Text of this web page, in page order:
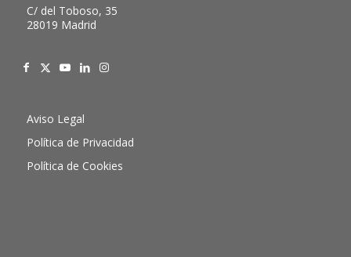
C/ del Toboso, 35
28019 Madrid
Aviso Legal
Política de Privacidad
Política de Cookies